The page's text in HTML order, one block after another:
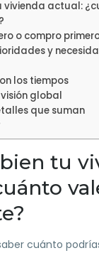
vivienda actual:
o compro
y
los tiempos
global
que suman
bien tu
cuánto